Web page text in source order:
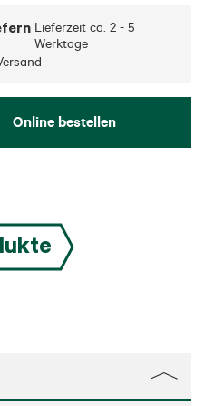
Lieferzeit ca. 2 - 5
Werktage
Online bestellen